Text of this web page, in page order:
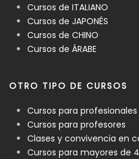
Cursos de ITALIANO
Cursos de JAPONÉS
Cursos de CHINO
Cursos de ÁRABE
OTRO TIPO DE CURSOS
Cursos para profesionales
Cursos para profesores
Clases y convivencia en
Cursos para mayores de